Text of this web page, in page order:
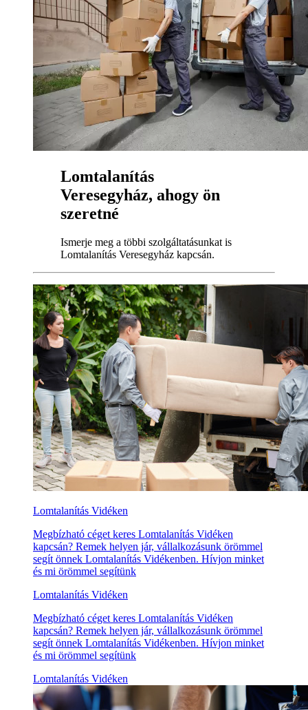
Lomtalanítás
Veresegyház, ahogy ön
szeretné
Ismerje meg a többi szolgáltatásunkat is
Lomtalanítás Veresegyház kapcsán.
Lomtalanítás Vidéken
Megbízható céget keres Lomtalanítás Vidéken
kapcsán? Remek helyen jár, vállalkozásunk örömmel
segít önnek Lomtalanítás Vidékenben. Hívjon minket
és mi örömmel segítünk
Lomtalanítás Vidéken
Megbízható céget keres Lomtalanítás Vidéken
kapcsán? Remek helyen jár, vállalkozásunk örömmel
segít önnek Lomtalanítás Vidékenben. Hívjon minket
és mi örömmel segítünk
Lomtalanítás Vidéken